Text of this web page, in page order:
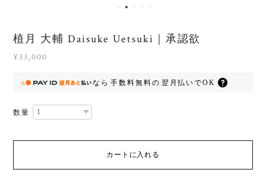
植月 大輔 Daisuke Uetsuki｜承認欲
¥33,000
なら 手数料無料の 翌月払いでOK
数量
カートに入れる